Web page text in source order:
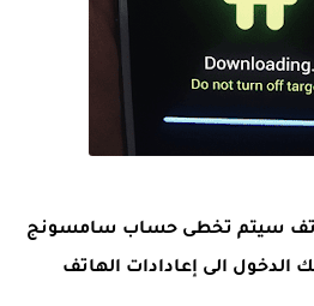
سيتم تخطى حساب سامسونج
الى إعادادات الهاتف